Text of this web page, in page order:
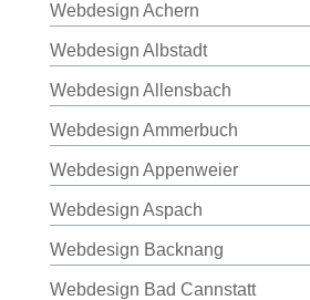
Webdesign Achern
Webdesign Albstadt
Webdesign Allensbach
Webdesign Ammerbuch
Webdesign Appenweier
Webdesign Aspach
Webdesign Backnang
Webdesign Bad Cannstatt